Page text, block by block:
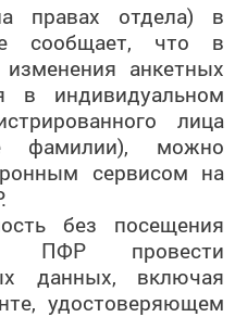
правах отдела) в
сообщает, что в
анкетных
в индивидуальном
лица
фамилии), можно
сервисом на
без посещения
ПФР провести
данных, включая
удостоверяющем